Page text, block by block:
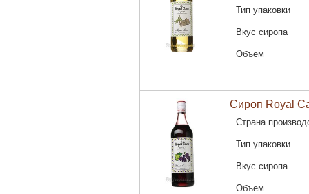
Тип упаковки
Вкус сиропа
Объем
Сироп Royal
Страна
Тип упаковки
Вкус сиропа
Объем